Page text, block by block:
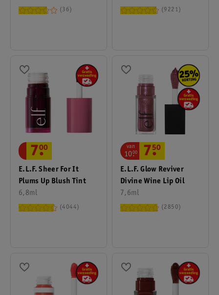
Mascara
36 9221
E.l.f. Sheer For It
Plums Up Blush Tint
6,8ml
7.
00
4044
E.l.f. Glow Reviver
Divine Wine Lip Oil
7,6ml
van
10.
00 7.
50
2850